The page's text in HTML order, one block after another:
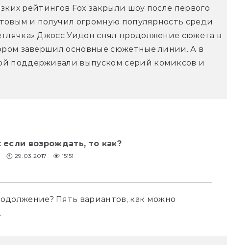
рейтингов Fox закрыли шоу после первого
и получил огромную популярность среди
Джосс Уидон снял продолжение сюжета в
завершил основные сюжетные линии. А в
поддерживали выпуском серий комиксов и
если возрождать, то как?
29.03.2017 15151
Пять вариантов, как можно